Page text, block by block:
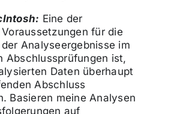
Eine der
für die
Analyseergebnisse im
Abschlussprüfungen ist,
Daten überhaupt
Abschluss
Basieren meine Analysen
auf